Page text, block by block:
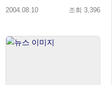
일 요금제 시행
2004.08.10 조회 3,396